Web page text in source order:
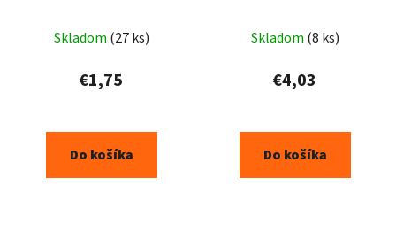
Skladom (27 ks)
€1,75
Do košíka
hodnotenie
produktu
je
Skladom (8 ks)
€4,03
Do košíka